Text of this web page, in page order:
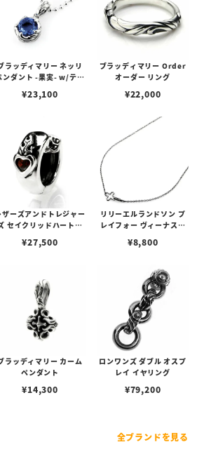
ラッディマリー ネッリ
ンダント -果実- w/ティ
¥23,100
ブラッディマリー Order
オーダー リング
¥22,000
ザーズアンドトレジャー
セイクリッドハートピ
¥27,500
リリーエルランドソン プ
レイフォー ヴィーナスチ
¥8,800
ラッディマリー カーム
ペンダント
¥14,300
ロンワンズ ダブル オスプ
レイ イヤリング
¥79,200
全ブランドを見る